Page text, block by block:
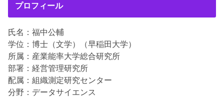
プロフィール
氏名：福中公輔
学位：博士（文学）（早稲田大学）
所属：産業能率大学総合研究所
部署：経営管理研究所
配属：組織測定研究センター
分野：データサイエンス